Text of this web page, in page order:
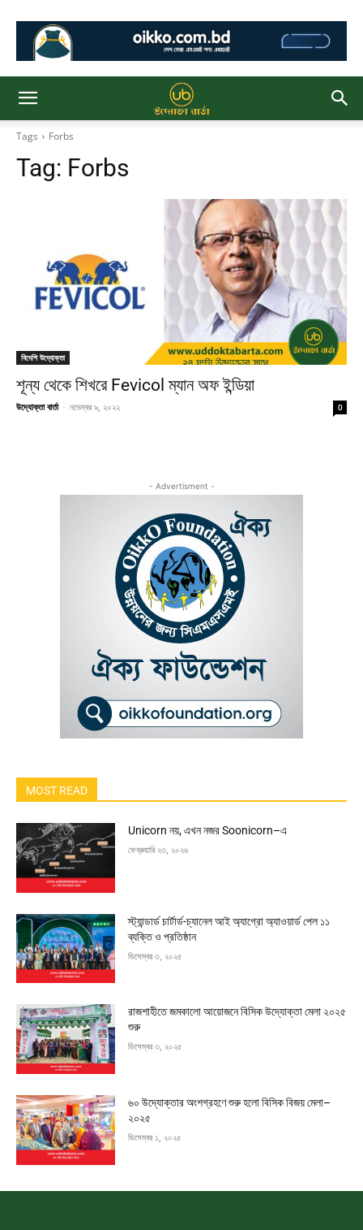
Tags Forbs
Tag: Forbs
বিদেশি উদ্যোক্তা
শূন্য থেকে শিখরে Fevicol ম্যান অফ ইন্ডিয়া
উদ্যোক্তা বার্তা - নভেম্বর ৯, ২০২২ 0
- Advertisment -
MOST READ
Unicorn নয়, এখন নজর Soonicorn–এ
ফেব্রুয়ারি ২৩, ২০২৬
স্ট্যান্ডার্ড চার্টার্ড-চ্যানেল আই অ্যাগ্রো অ্যাওয়ার্ড পেল ১১
ব্যক্তি ও প্রতিষ্ঠান
ডিসেম্বর ৩, ২০২৫
রাজশাহীতে জমকালো আয়োজনে বিসিক উদ্যোক্তা মেলা ২০২৫
শুরু
ডিসেম্বর ৩, ২০২৫
৬০ উদ্যোক্তার অংশগ্রহণে শুরু হলো বিসিক বিজয় মেলা–
২০২৫
ডিসেম্বর ১, ২০২৫